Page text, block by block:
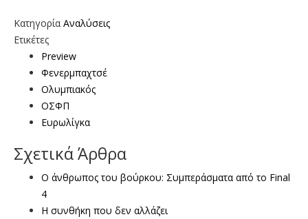
Κατηγορία Αναλύσεις
Ετικέτες
Preview
Φενερμπαχτσέ
Ολυμπιακός
ΟΣΦΠ
Ευρωλίγκα
Σχετικά Άρθρα
Ο άνθρωπος του βούρκου: Συμπεράσματα από το Final
4
Η συνθήκη που δεν αλλάζει